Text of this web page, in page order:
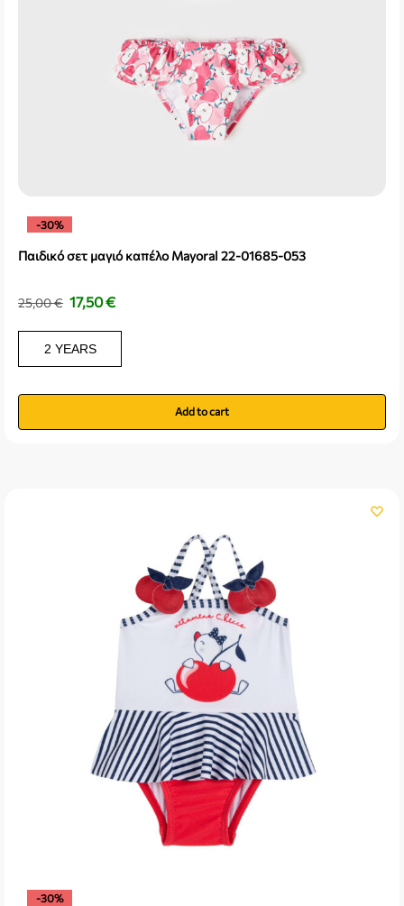
-30%
Παιδικό σετ μαγιό καπέλο Mayoral 22-01685-053
25,00€ 17,50€
2 YEARS
Add to cart
-30%